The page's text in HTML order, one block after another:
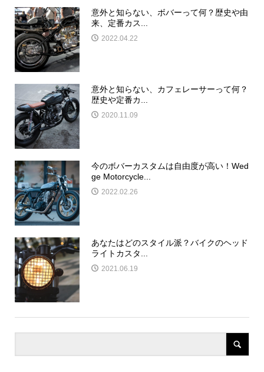
意外と知らない、ボバーって何？歴史や由
来、定番カス...
2022.04.22
意外と知らない、カフェレーサーって何？
歴史や定番カ...
2020.11.09
今のボバーカスタムは自由度が高い！Wed
ge Motorcycle...
2022.02.26
あなたはどのスタイル派？バイクのヘッド
ライトカスタ...
2021.06.19